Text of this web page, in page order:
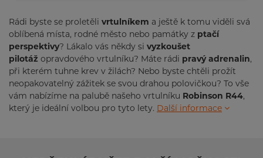
Rádi byste se proletěli vrtulníkem a ještě k tomu viděli svá
oblíbená místa, rodné město nebo památky z ptačí
perspektivy? Lákalo vás někdy si vyzkoušet
pilotáž opravdového vrtulníku? Máte rádi pravý adrenalin,
při kterém tuhne krev v žilách? Nebo byste chtěli prožít
neopakovatelný zážitek se svou drahou polovičkou? To vše
vám nabízíme na palubě našeho vrtulníku Robinson R44,
který je ideální volbou pro tyto lety. Další informace